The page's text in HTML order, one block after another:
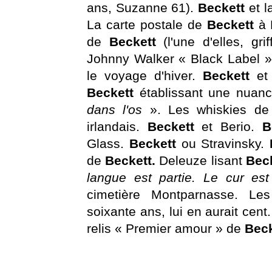
ans, Suzanne 61). Beckett et
La carte postale de Beckett à
de Beckett (l'une d'elles,
Johnny Walker « Black Label
le voyage d'hiver. Beckett
Beckett établissant une
dans l'os ». Les whiskies
irlandais. Beckettet Berio.
Glass. Beckett ou Stravinsky.
de Beckett. Deleuze lisant
langue est partie. Le cur
cimetière Montparnasse.
soixante ans, lui en aurait
relis « Premier amour » de